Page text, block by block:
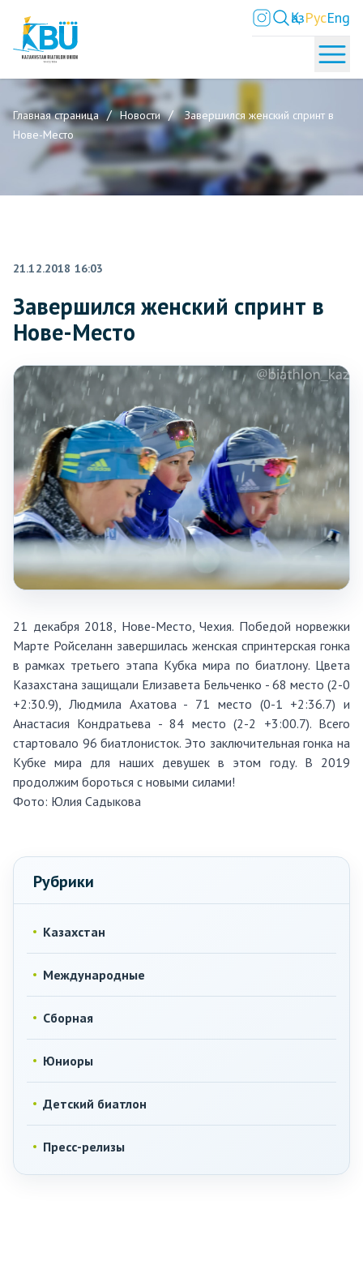
ҚазРусEng
Главная страница Новости
Завершился женский спринт в
Нове-Место
21.12.2018 16:03
Завершился женский спринт в
Нове-Место
21 декабря 2018, Нове-Место, Чехия. Победой норвежки
Марте Ройселанн завершилась женская спринтерская гонка
в рамках третьего этапа Кубка мира по биатлону. Цвета
Казахстана защищали Елизавета Бельченко - 68 место (2-0
+2:30.9), Людмила Ахатова - 71 место (0-1 +2:36.7) и
Анастасия Кондратьева - 84 место (2-2 +3:00.7). Всего
стартовало 96 биатлонисток. Это заключительная гонка на
Кубке мира для наших девушек в этом году. В 2019
продолжим бороться с новыми силами!
Фото: Юлия Садыкова
Рубрики
Казахстан
Международные
Сборная
Юниоры
Детский биатлон
Пресс-релизы